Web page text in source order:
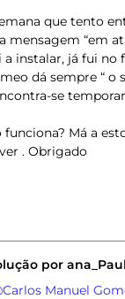
que tento
mensagem “em
a instalar, já fui no
dá sempre “ o
se
funciona? Má a
. Obrigado
por
Manuel